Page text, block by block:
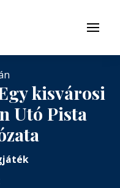
Menü
kisvárosi
Utó Pista